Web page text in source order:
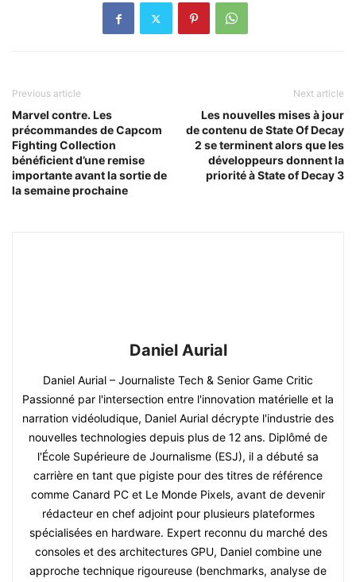
Previous article
Marvel contre. Les
précommandes de Capcom
Fighting Collection
bénéficient d’une remise
importante avant la sortie de
la semaine prochaine
Next article
Les nouvelles mises à jour
de contenu de State Of Decay
2 se terminent alors que les
développeurs donnent la
priorité à State of Decay 3
Daniel Aurial
Daniel Aurial – Journaliste Tech & Senior Game Critic
Passionné par l'intersection entre l'innovation matérielle et la
narration vidéoludique, Daniel Aurial décrypte l'industrie des
nouvelles technologies depuis plus de 12 ans. Diplômé de
l'École Supérieure de Journalisme (ESJ), il a débuté sa
carrière en tant que pigiste pour des titres de référence
comme Canard PC et Le Monde Pixels, avant de devenir
rédacteur en chef adjoint pour plusieurs plateformes
spécialisées en hardware. Expert reconnu du marché des
consoles et des architectures GPU, Daniel combine une
approche technique rigoureuse (benchmarks, analyse de